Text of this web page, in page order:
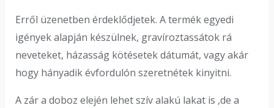
Erről üzenetben érdeklődjetek. A termék egyedi
igények alapján készülnek, gravíroztassátok rá
neveteket, házasság kötésetek dátumát, vagy akár
hogy hányadik évfordulón szeretnétek kinyitni.
A zár a doboz elején lehet szív alakú lakat is ,de a